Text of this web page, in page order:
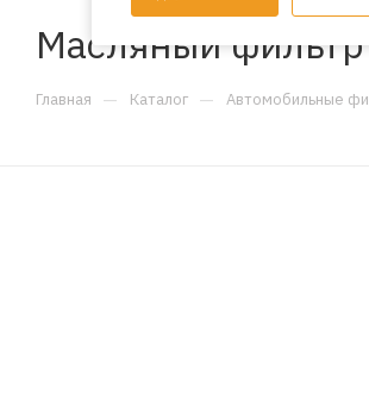
Масляный фильтр
Главная — Каталог — Автомобильные